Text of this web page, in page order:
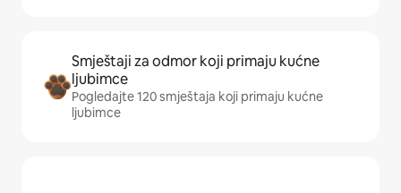
Smještaji za odmor koji primaju kućne
ljubimce
Pogledajte 120 smještaja koji primaju kućne
ljubimce